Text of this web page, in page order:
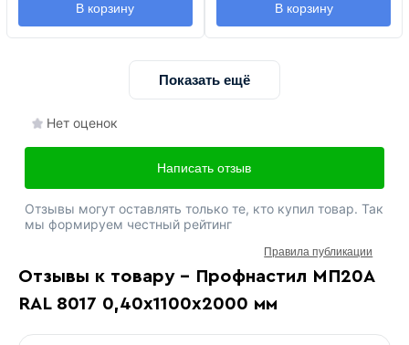
В корзину В корзину
Показать ещё
Отзывы к товару - Профнастил МП20А
RAL 8017 0,40х1100х2000 мм
Нет оценок
Написать отзыв
Отзывы могут оставлять только те, кто купил товар. Так
мы формируем честный рейтинг
Правила публикации